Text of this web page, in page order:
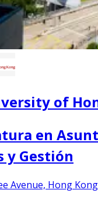
of
en
y Gestión
Avenue, Hong Kong